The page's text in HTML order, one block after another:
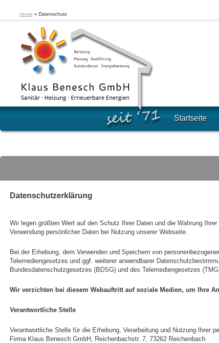
Startseite
Home » Datenschutz
Datenschutzerklärung
Wir legen größten Wert auf den Schutz Ihrer Daten und die Wahrung
Verwendung persönlicher Daten bei Nutzung unserer Webseite.
Bei der Erhebung, dem Verwenden und Speichern von
Telemediengesetzes und ggf. weiterer anwendbarer
Bundesdatenschutzgesetzes (BDSG) und des Telemediengesetzes
Wir verzichten bei diesem Webauftritt auf soziale Medien, um Ihre
Verantwortliche Stelle
Verantwortliche Stelle für die Erhebung, Verarbeitung und Nutzung Ihrer
Firma Klaus Benesch GmbH, Reichenbachstr. 7, 73262 Reichenbach